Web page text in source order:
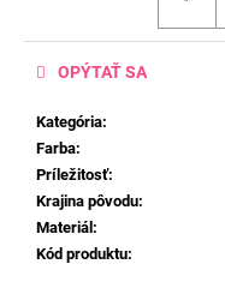
Kategória:
Farba:
Príležitosť:
Krajina pôvodu:
Materiál :
Kód produktu:
OPÝTAŤ SA